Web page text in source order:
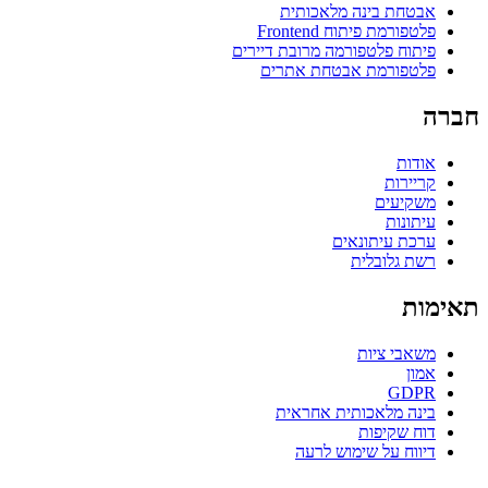
אבטחת בינה מלאכותית
פלטפורמת פיתוח Frontend
פיתוח פלטפורמה מרובת דיירים
פלטפורמת אבטחת אתרים
חברה
אודות
קריירות
משקיעים
עיתונות
ערכת עיתונאים
רשת גלובלית
תאימות
משאבי ציות
אמון
GDPR
בינה מלאכותית אחראית
דוח שקיפות
דיווח על שימוש לרעה